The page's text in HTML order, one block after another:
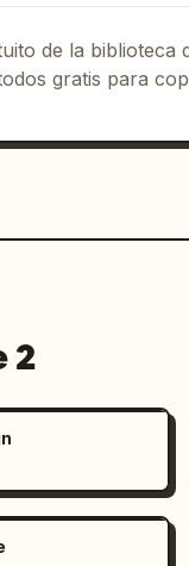
de la biblioteca
gratis para
2